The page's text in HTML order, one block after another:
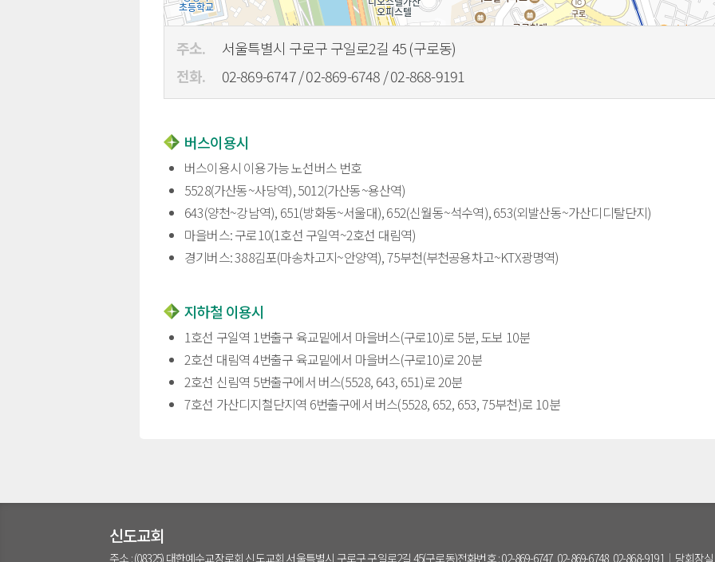
주소.
서울특별시 구로구 구일로2길 45 (구로동)
전화.
02-869-6747 / 02-869-6748 / 02-868-9191
버스이용시
버스이용시 이용가능 노선버스 번호
5528(가산동~사당역), 5012(가산동~용산역)
643(양천~강남역), 651(방화동~서울대), 652(신월동~석수역), 653(외발산동~가산디디탈단지)
마을버스: 구로10(1호선 구일역~2호선 대림역)
경기버스: 388김포(마송차고지~안양역), 75부천(부천공용차고~KTX광명역)
지하철 이용시
1호선 구일역 1번출구 육교밑에서 마을버스(구로10)로 5분, 도보 10분
2호선 대림역 4번출구 육교밑에서 마을버스(구로10)로 20분
2호선 신림역 5번출구에서 버스(5528, 643, 651)로 20분
7호선 가산디지철단지역 6번출구에서 버스(5528, 652, 653, 75부천)로 10분
신도교회
주소 : (08325) 대한예수교장로회 신도교회 서울특별시 구로구 구일로2길 45(구로동)전화번호 : 02-869-6747, 02-869-6748, 02-868-9191 당회장